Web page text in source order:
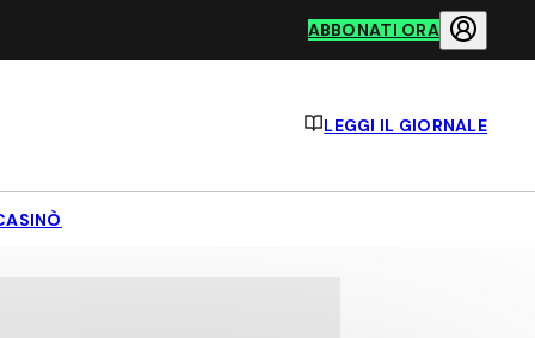
ABBONATI ORA
LEGGI IL GIORNALE